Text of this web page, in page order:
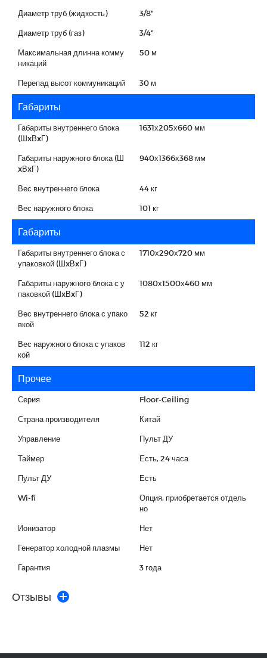
Диаметр труб (жидкость) 3/8"
Диаметр труб (газ) 3/4"
Максимальная длинна комму
никаций
50 м
Перепад высот коммуникаций 30 м
Габариты
Габариты внутреннего блока
(ШxВxГ)
1631х205х660 мм
Габариты наружного блока (Ш
xВxГ)
940х1366х368 мм
Вес внутреннего блока 44 кг
Вес наружного блока 101 кг
Габариты
Габариты внутреннего блока с
упаковкой (ШxВxГ)
1710х290х720 мм
Габариты наружного блока с у
паковкой (ШxВxГ)
1080х1500х460 мм
Вес внутреннего блока с упако
вкой
52 кг
Вес наружного блока с упаков
кой
112 кг
Прочее
Серия Floor-Ceiling
Страна производителя Китай
Управление Пульт ДУ
Таймер Есть, 24 часа
Пульт ДУ Есть
Wi-fi
Опция, приобретается отдель
но
Ионизатор Нет
Генератор холодной плазмы Нет
Гарантия 3 года
Отзывы